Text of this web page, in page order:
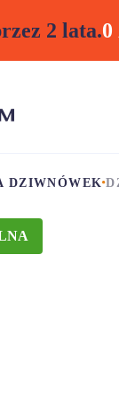
2 lata.0
DZIWNÓWEK